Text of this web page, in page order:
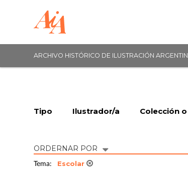
ARCHIVO HISTÓRICO DE ILUSTRACIÓN
Tipo Ilustrador/a Colección
ORDERNAR POR
Tema: Escolar